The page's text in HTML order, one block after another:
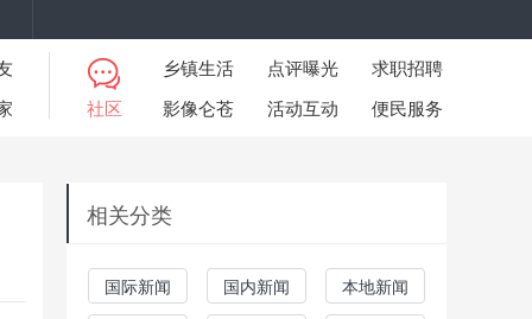
社区
乡镇生活 点评曝光
求职招聘
影像仑苍
活动互动 便民服务
相关分类
国际新闻 国内新闻
本地新闻